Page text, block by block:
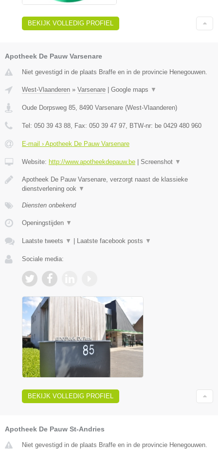
BEKIJK VOLLEDIG PROFIEL
Apotheek De Pauw Varsenare
Niet gevestigd in de plaats Braffe en in de provincie Henegouwen.
West-Vlaanderen » Varsenare Google maps ▼
Oude Dorpsweg 85 8490 Varsenare (West-Vlaanderen)
Tel: 050 39 43 88 , Fax: 050 39 47 97 , BTW-nr: be 0429 480 960
E-mail › Apotheek De Pauw Varsenare
Website: http://www.apotheekdepauw.be Screenshot ▼
Apotheek De Pauw Varsenare, verzorgt naast de klassieke
dienstverlening ook ▼
Diensten onbekend
Openingstijden ▼
Laatste tweets ▼ Laatste facebook posts ▼
Sociale media:
BEKIJK VOLLEDIG PROFIEL
Apotheek De Pauw St-Andries
Niet gevestigd in de plaats Braffe en in de provincie Henegouwen.